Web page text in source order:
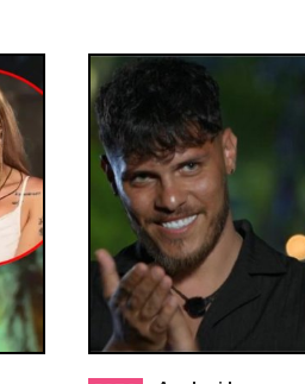
Scandal cu iz financiar pe